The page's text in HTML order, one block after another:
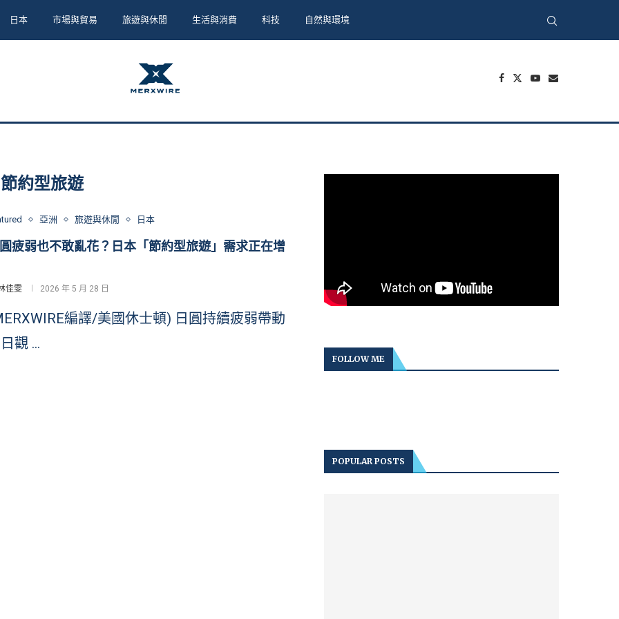
日本 市場與貿易 旅遊與休閒 生活與消費 科技 自然與環境
節約型旅遊
亞洲 旅遊與休閒 日本
疲弱也不敢亂花？日本「節約型旅遊」需求正在增
佳雯 2026 年 5 月 28 日
編譯/美國休士頓) 日圓持續疲弱帶動
觀 …
FOLLOW ME
POPULAR POSTS